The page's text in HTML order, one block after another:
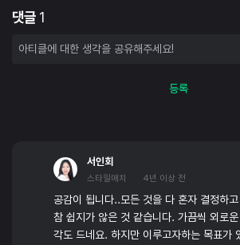
댓글 1
등록
서인회
스타일매치 4년 이상 전
공감이 됩니다..모든 것을 다 혼자 결정하고
참 쉽지가 않은 것 같습니다. 가끔씩 외로
각도 드네요. 하지만 이루고자하는 목표가